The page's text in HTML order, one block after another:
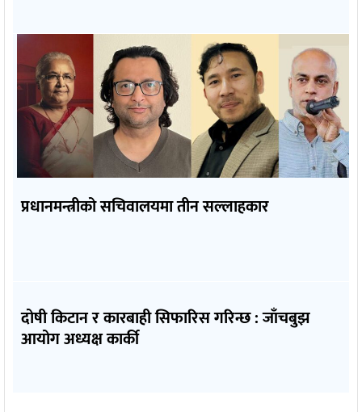
प्रधानमन्त्रीको सचिवालयमा तीन सल्लाहकार
दोषी किटान र कारबाही सिफारिस गरिन्छ : जाँचबुझ
आयोग अध्यक्ष कार्की